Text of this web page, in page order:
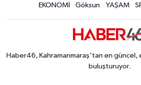
EKONOMİ
Göksun YAŞAM
Haber46, Kahramanmaraş'tan en güncel,
buluşturuyor.